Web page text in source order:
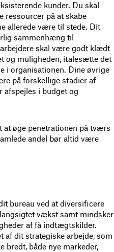
kunder. Du skal
ressourcer på at skabe
allerede være til stede. Dit
sammenhæng til
skal være godt klædt
og muligheden, italesætte det
i organisationen. Dine øvrige
på forskellige stadier af
afspejles i budget og
øge penetrationen på tværs
andel bør altid være
bureau ved at diversificere
vækst samt mindsker
af få indtægtskilder.
af dit strategiske arbejde, som
både nye markeder,